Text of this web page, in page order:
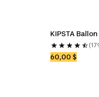
KIPSTA
60,00 $